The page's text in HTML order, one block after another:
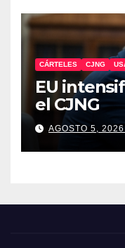
CÁRTELES CJNG
EU
el CJNG
AGOSTO 5, 2026